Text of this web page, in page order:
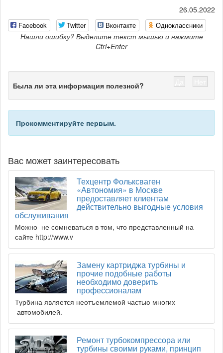
26.05.2022
Facebook Twitter Вконтакте Одноклассники
Нашли ошибку? Выделите текст мышью и нажмите
Ctrl+Enter
Была ли эта информация полезной?
Прокомментируйте первым.
Вас может заинтересовать
Техцентр Фольксваген
«Автономия» в Москве
предоставляет клиентам
действительно выгодные условия
обслуживания
Можно не сомневаться в том, что представленный на
сайте http://www.v
Замену картриджа турбины и
прочие подобные работы
необходимо доверить
профессионалам
Турбина является неотъемлемой частью многих
автомобилей.
Ремонт турбокомпрессора или
турбины своими руками, принцип